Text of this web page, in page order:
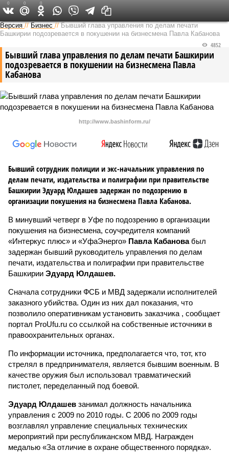
Версия в Башкирии
Версия //Бизнес //Бывший глава управления по делам печати
Башкирии подозревается в покушении на бизнесмена Павла Кабанова
Бывший глава управления по делам печати Башкирии
подозревается в покушении на бизнесмена Павла
Кабанова
4852
http://www.bashinform.ru/
Бывший сотрудник полиции и экс-начальник управления по
делам печати, издательства и полиграфии при правительстве
Башкирии Эдуард Юлдашев задержан по подозрению в
организации покушения на бизнесмена Павла Кабанова.
В минувший четверг в Уфе по подозрению в организации
покушения на бизнесмена, соучредителя компаний
«Интеркус плюс» и «УфаЭнерго» Павла Кабановабыл
задержан бывший руководитель управления по делам
печати, издательства и полиграфии при правительстве
Башкирии Эдуард Юлдашев.
Сначала сотрудники ФСБ и МВД задержали исполнителей
заказного убийства. Один из них дал показания, что
позволило оперативникам установить заказчика , сообщает
портал ProUfu.ru со ссылкой на собственные источники в
правоохранительных органах.
По информации источника, предполагается что, тот, кто
стрелял в предпринимателя, является бывшим военным. В
качестве оружия был использовал травматический
пистолет, переделанный под боевой.
Эдуард Юлдашев занимал должность начальника
управления с 2009 по 2010 годы. С 2006 по 2009 годы
возглавлял управление специальных технических
мероприятий при республиканском МВД. Награжден
медалью «За отличие в охране общественного порядка».
0 0 0